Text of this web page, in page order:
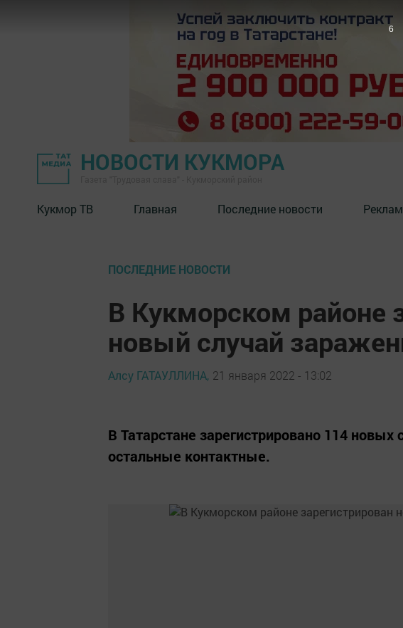
НОВОСТИ КУКМОРА
Кукмор ТВ Главная Последние новости
ПОСЛЕДНИЕ НОВОСТИ
В Кукморском районе
новый случай
Алсу ГАТАУЛЛИНА, 21 января 2022 - 13:02
В Татарстане зарегистрировано 114 новых
остальные контактные.
5